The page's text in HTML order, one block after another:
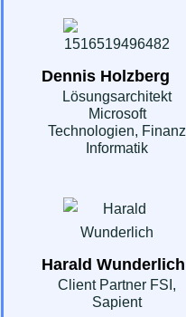
Dennis Holzberg
Lösungsarchitekt
Microsoft
Technologien, Finanz
Informatik
Harald Wunderlich
Client Partner FSI,
Sapient